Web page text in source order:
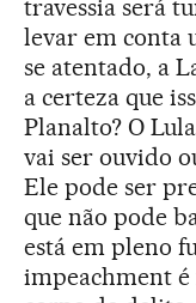
travessia será
levar em conta
se atentado, a
a certeza que
Planalto? O
vai ser ouvido
Ele pode ser
que não pode
está em pleno
impeachment